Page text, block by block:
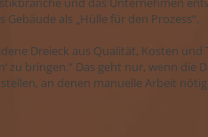
als „Hülle für den Prozess“.
Dreieck aus Qualität, Kosten und
zu bringen.“ Das geht nur, wenn
an denen manuelle Arbeit